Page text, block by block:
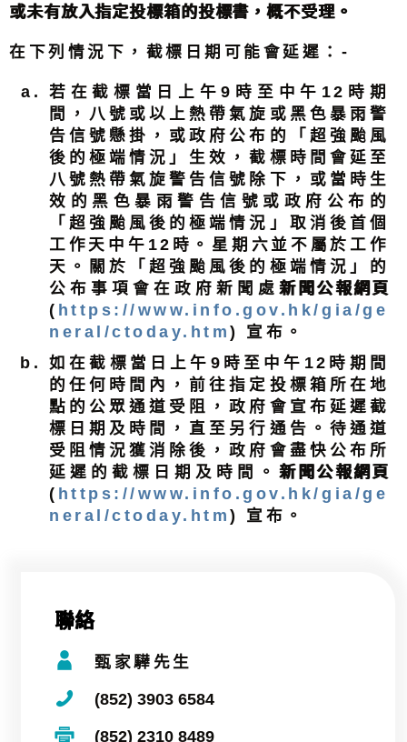
或未有放入指定投標箱的投標書，概不受理。
在下列情況下，截標日期可能會延遲：-
若在截標當日上午9時至中午12時期
間，八號或以上熱帶氣旋或黑色暴雨警
告信號懸掛，或政府公布的「超強颱風
後的極端情況」生效，截標時間會延至
八號熱帶氣旋警告信號除下，或當時生
效的黑色暴雨警告信號或政府公布的
「超強颱風後的極端情況」取消後首個
工作天中午12時。星期六並不屬於工作
天。關於「超強颱風後的極端情況」的
公布事項會在政府新聞處新聞公報網頁
( https://www.info.gov.hk/gia/ge
neral/ctoday.htm) 宣布。
如在截標當日上午9時至中午12時期間
的任何時間內，前往指定投標箱所在地
點的公眾通道受阻，政府會宣布延遲截
標日期及時間，直至另行通告。待通道
受阻情況獲消除後，政府會盡快公布所
延遲的截標日期及時間。新聞公報網頁
( https://www.info.gov.hk/gia/ge
neral/ctoday.htm) 宣布。
聯絡
甄家驊先生
(852) 3903 6584
(852) 2310 8489